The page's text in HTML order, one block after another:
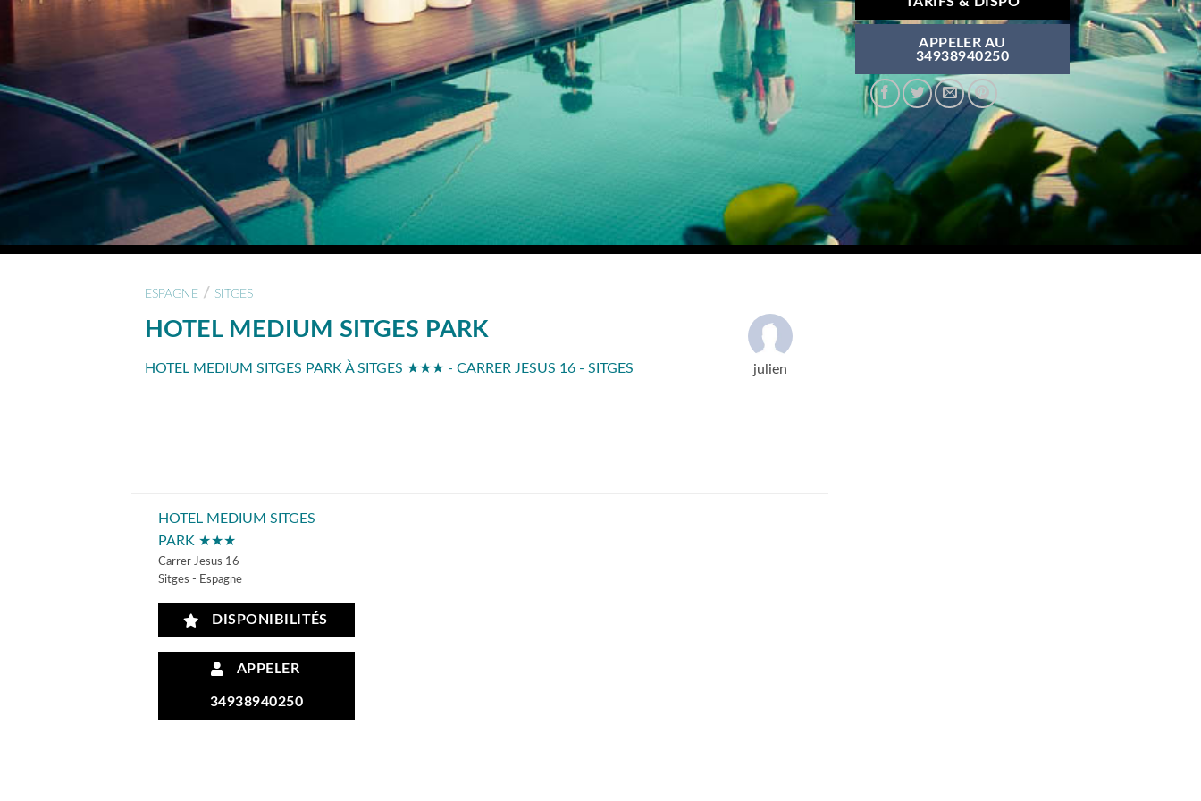
ESPAGNE / SITGES
HOTEL MEDIUM SITGES PARK
HOTEL MEDIUM SITGES PARK À SITGES ★★★ - CARRER JESUS 16 - SITGES julien
HOTEL MEDIUM SITGES
PARK ★★★
Carrer Jesus 16
Sitges - Espagne
DISPONIBILITÉS
APPELER
34938940250
APPELER AU
34938940250